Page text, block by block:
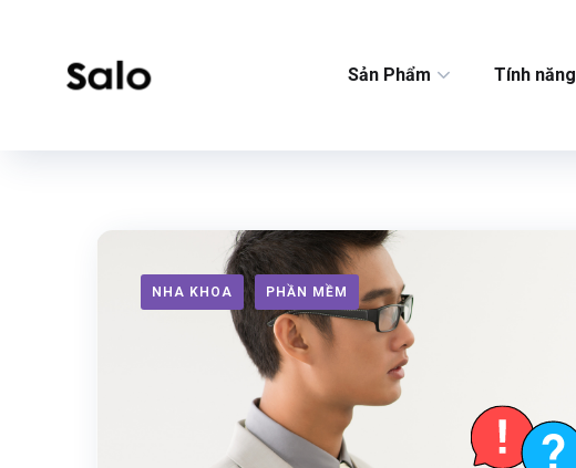
Sản Phẩm Tính năng
NHA KHOA PHẦN MỀM